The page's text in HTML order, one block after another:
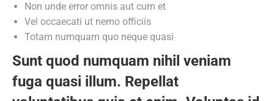
Non unde error omnis aut cum et
Vel occaecati ut nemo officiis
Totam numquam quo neque quasi
Sunt quod numquam nihil veniam
fuga quasi illum. Repellat